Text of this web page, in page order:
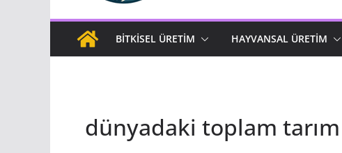
BITKISEL ÜRETIM HAYVANSAL ÜRETIM
dünyadaki toplam tarım